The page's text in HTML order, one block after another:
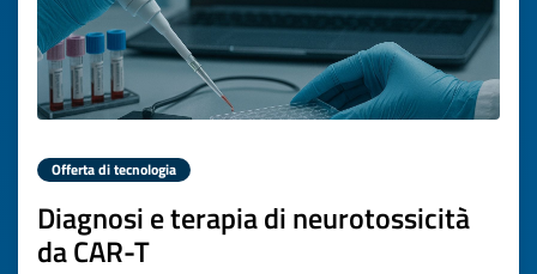
Offerta di tecnologia
Diagnosi e terapia di neurotossicità
da CAR-T